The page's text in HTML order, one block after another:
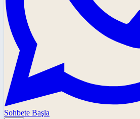
Sohbete Başla